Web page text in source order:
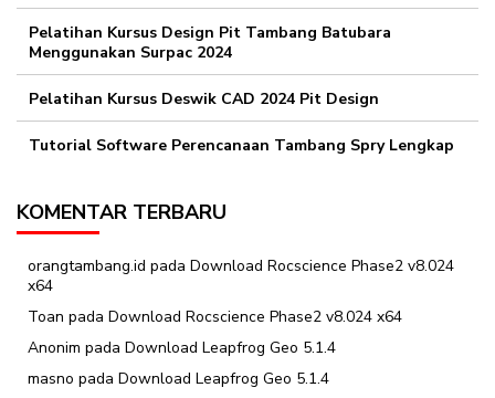
Pelatihan Kursus Design Pit Tambang Batubara
Menggunakan Surpac 2024
Pelatihan Kursus Deswik CAD 2024 Pit Design
Tutorial Software Perencanaan Tambang Spry Lengkap
KOMENTAR TERBARU
orangtambang.id pada Download Rocscience Phase2 v8.024
x64
Toan pada Download Rocscience Phase2 v8.024 x64
Anonim pada Download Leapfrog Geo 5.1.4
masno pada Download Leapfrog Geo 5.1.4